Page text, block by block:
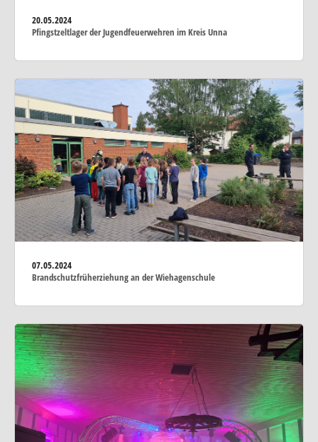
20.05.2024
Pfingstzeltlager der Jugendfeuerwehren im Kreis Unna
07.05.2024
Brandschutzfrüherziehung an der Wiehagenschule